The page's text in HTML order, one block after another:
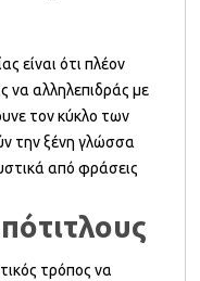
είναι ότι πλέον
να αλληλεπιδράς με
τον κύκλο των
την ξένη γλώσσα
από φράσεις
τρόπος να